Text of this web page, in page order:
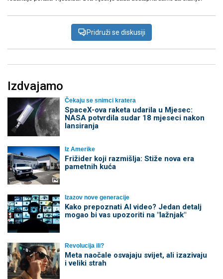
Pridruži se diskusiji
Izdvajamo
Čekaju se snimci kratera
SpaceX-ova raketa udarila u Mjesec:
NASA potvrdila sudar 18 mjeseci nakon
lansiranja
Iz Amerike
Frižider koji razmišlja: Stiže nova era
pametnih kuća
Izazov nove generacije
Kako prepoznati AI video? Jedan detalj
mogao bi vas upozoriti na "lažnjak"
Revolucija ili?
Meta naočale osvajaju svijet, ali izazivaju
i veliki strah